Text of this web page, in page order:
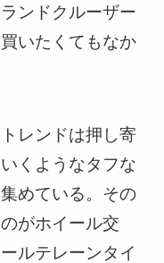
ンドクルーザー
いたくてもなか
レンドは押し寄
くようなタフな
めている。その
がホイール交
ルテレーンタイ